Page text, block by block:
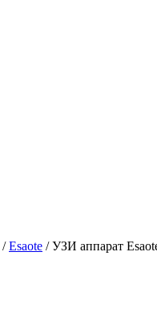
/Esaote /УЗИ аппарат